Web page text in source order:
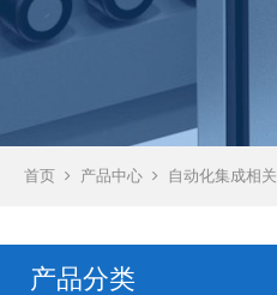
首页 产品中心 自动化集成相关
产品分类